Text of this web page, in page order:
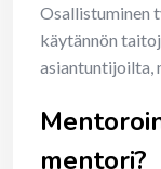
Osallistuminen
käytännön
asiantuntijoilta,
mentori?